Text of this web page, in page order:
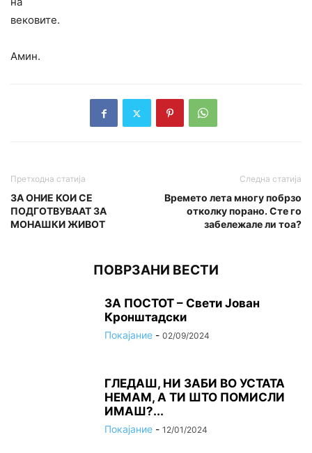
вековите.
Амин.
Претходна статија
ЗА ОНИЕ КОИ СЕ
ПОДГОТВУВААТ ЗА
МОНАШКИ ЖИВОТ
Следна статија
Времето лета многу побрзо
отколку порано. Сте го
забележале ли тоа?
ПОВРЗАНИ ВЕСТИ
ЗА ПОСТОТ – Свети Јован
Кронштадски
Покајание - 02/09/2024
ГЛЕДАШ, НИ ЗАБИ ВО УСТАТА
НЕМАМ, А ТИ ШТО ПОМИСЛИ
ИМАШ?...
Покајание - 12/01/2024